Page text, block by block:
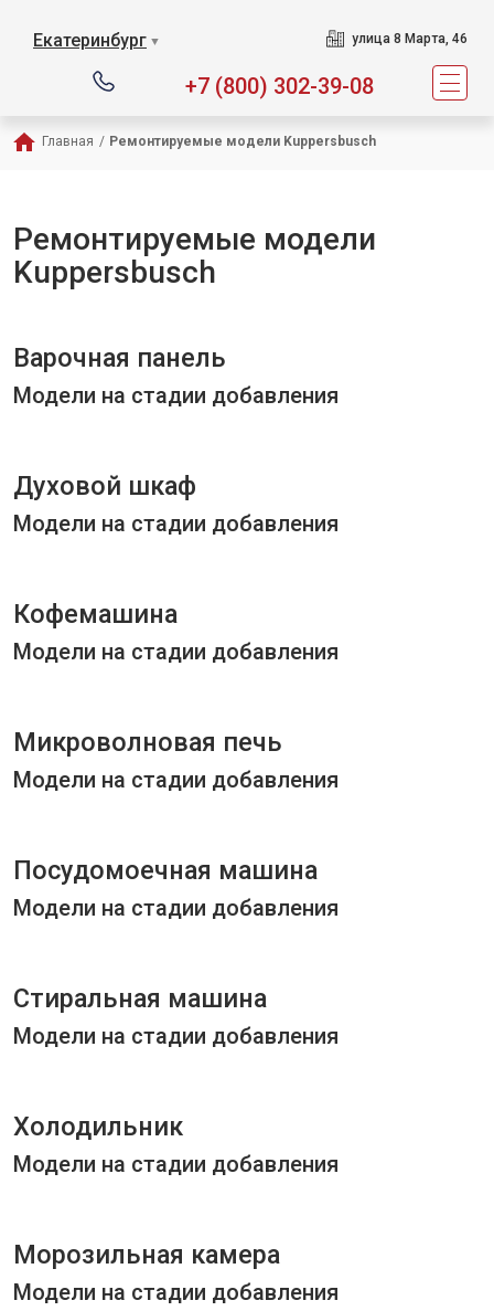
Екатеринбург ▼ улица 8 Марта, 46
+7 (800) 302-39-08
Главная / Ремонтируемые модели Kuppersbusch
Ремонтируемые модели
Kuppersbusch
Варочная панель
Модели на стадии добавления
Духовой шкаф
Модели на стадии добавления
Кофемашина
Модели на стадии добавления
Микроволновая печь
Модели на стадии добавления
Посудомоечная машина
Модели на стадии добавления
Стиральная машина
Модели на стадии добавления
Холодильник
Модели на стадии добавления
Морозильная камера
Модели на стадии добавления